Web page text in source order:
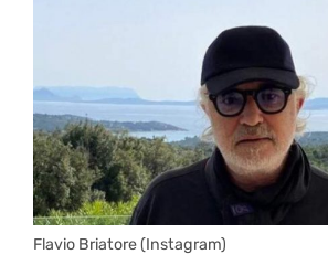
Flavio Briatore (Instagram)